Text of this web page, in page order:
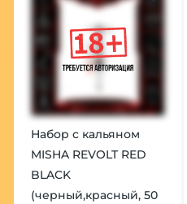
Набор с кальяном
MISHA REVOLT RED
BLACK
(черный,красный, 50